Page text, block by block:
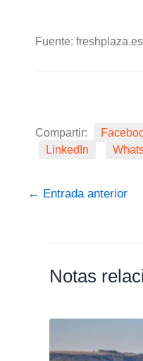
Fuente: freshplaza.es
Compartir:
LinkedIn
← Entrada anterior
Notas